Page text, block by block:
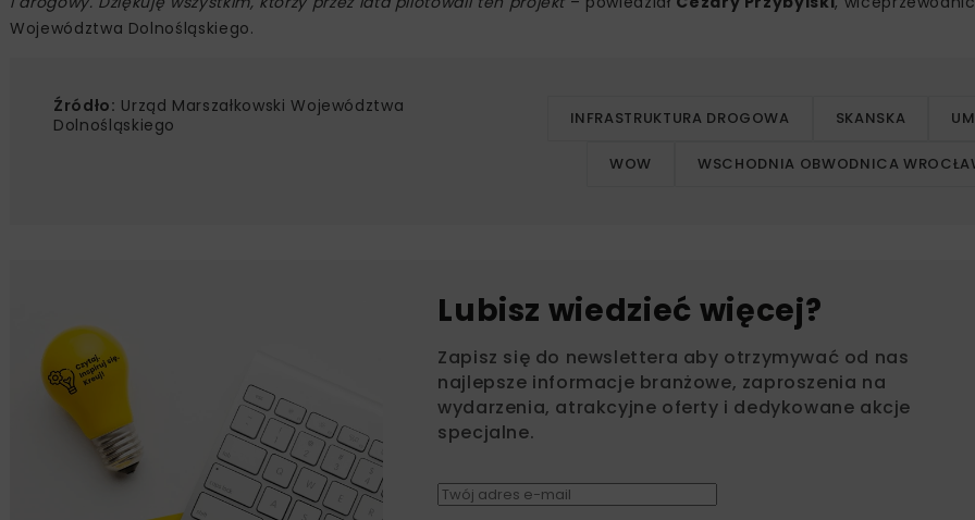
Województwa Dolnośląskiego.
Źródło: Urząd Marszałkowski Województwa
Dolnośląskiego
INFRASTRUKTURA DROGOWA SKANSKA
WOW WSCHODNIA OBWODNICA
Lubisz wiedzieć więcej?
Zapisz się do newslettera aby otrzymywać od nas
najlepsze informacje branżowe, zaproszenia na
wydarzenia, atrakcyjne oferty i dedykowane akcje
specjalne.